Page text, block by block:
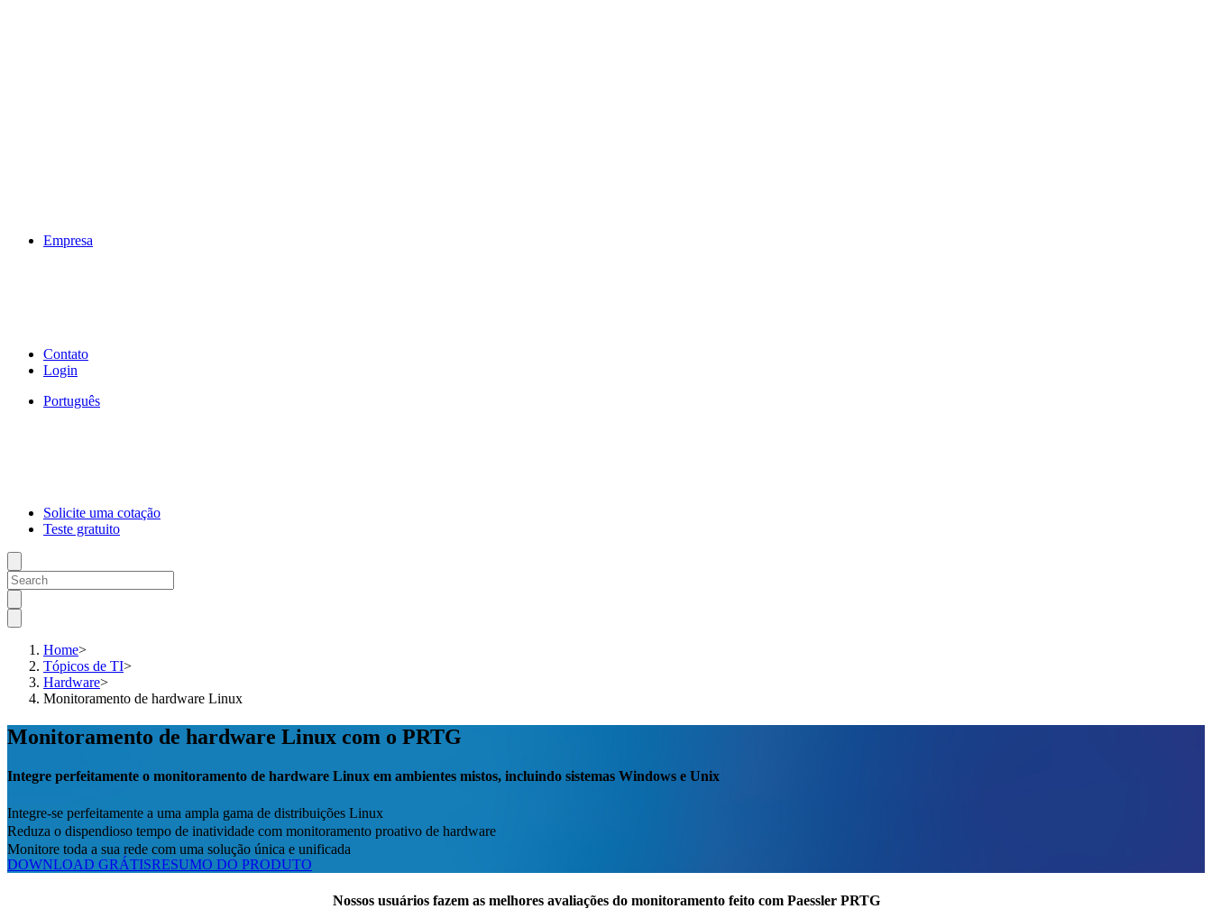
Empresa
Contato
Login
Português
Solicite uma cotação
Teste gratuito
Home>
Tópicos de TI>
Hardware>
Monitoramento de hardware Linux
Monitoramento de hardware Linux com o PRTG
Integre perfeitamente o monitoramento de hardware Linux em ambientes mistos, incluindo sistemas Windows e Unix
Integre-se perfeitamente a uma ampla gama de distribuições Linux
Reduza o dispendioso tempo de inatividade com monitoramento proativo de hardware
Monitore toda a sua rede com uma solução única e unificada
DOWNLOAD GRÁTISRESUMO DO PRODUTO
Nossos usuários fazem as melhores avaliações do monitoramento feito com Paessler PRTG